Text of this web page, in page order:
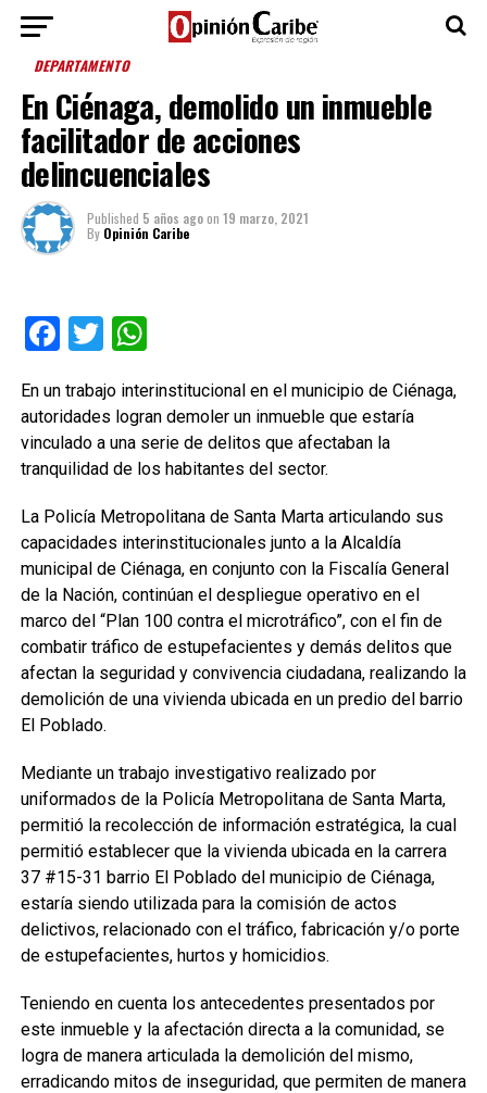
DEPARTAMENTO
En Ciénaga, demolido un inmueble
facilitador de acciones
delincuenciales
Published 5 años agoon 19 marzo, 2021
By Opinión Caribe
Facebook
TwitterWhatsApp
En un trabajo interinstitucional en el municipio de Ciénaga,
autoridades logran demoler un inmueble que estaría
vinculado a una serie de delitos que afectaban la
tranquilidad de los habitantes del sector.
La Policía Metropolitana de Santa Marta articulando sus
capacidades interinstitucionales junto a la Alcaldía
municipal de Ciénaga, en conjunto con la Fiscalía General
de la Nación, continúan el despliegue operativo en el
marco del “Plan 100 contra el microtráfico”, con el fin de
combatir tráfico de estupefacientes y demás delitos que
afectan la seguridad y convivencia ciudadana, realizando la
demolición de una vivienda ubicada en un predio del barrio
El Poblado.
Mediante un trabajo investigativo realizado por
uniformados de la Policía Metropolitana de Santa Marta,
permitió la recolección de información estratégica, la cual
permitió establecer que la vivienda ubicada en la carrera
37 #15-31 barrio El Poblado del municipio de Ciénaga,
estaría siendo utilizada para la comisión de actos
delictivos, relacionado con el tráfico, fabricación y/o porte
de estupefacientes, hurtos y homicidios.
Teniendo en cuenta los antecedentes presentados por
este inmueble y la afectación directa a la comunidad, se
logra de manera articulada la demolición del mismo,
erradicando mitos de inseguridad, que permiten de manera